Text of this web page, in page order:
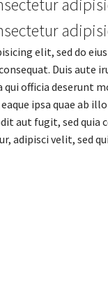
elit, sed do
Duis
officia deserunt
ipsa quae ab
aut fugit, sed quia
adipisci velit, sed